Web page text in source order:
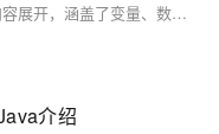
本篇笔记主要围绕Java全栈学习的第二天内容展开，涵盖了变量、数据类型、运算符以及Scanner类的应用。首先介绍了变量的概念与命名规范，以及如何定义和使用变量；接着详细讲解了Java中的基本数据类型，包括整型、浮点型、字符型、布尔型等，并通过实例演示了数据类型的运用。随后，深入探讨了各类运算符（赋值、算术、关系、逻辑）及其优先级，帮助理解表达式的构成。最后，介绍了如何利用Scanner类实现用户输入功能，并通过多个综合示例（如计算圆面积、购物打折、变量交换及银行利息计算）巩固所学知识。完成相关作业将进一步加深对这些基础概念的理解与实践能力。
介绍